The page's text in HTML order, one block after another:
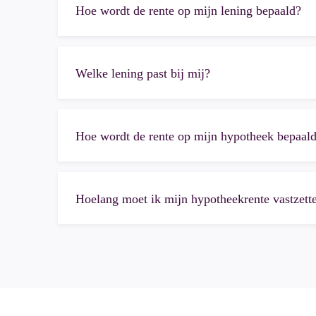
Hoe wordt de rente op mijn lening bepaald?
Welke lening past bij mij?
Hoe wordt de rente op mijn hypotheek
Hoelang moet ik mijn hypotheekrente